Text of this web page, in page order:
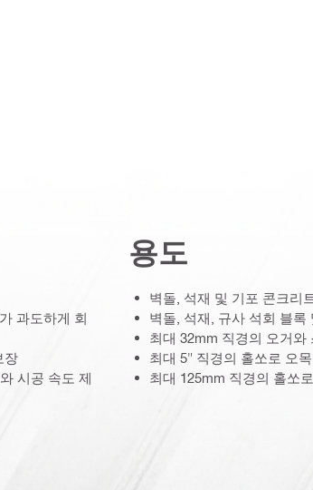
과도하게 회
장
시공 속도 제
용도
벽돌, 석재 및 기포 콘크리
벽돌, 석재, 규사 석회 블
최대 32mm 직경의 오거와
최대 5" 직경의 홀쏘로 오
최대 125mm 직경의 홀쏘